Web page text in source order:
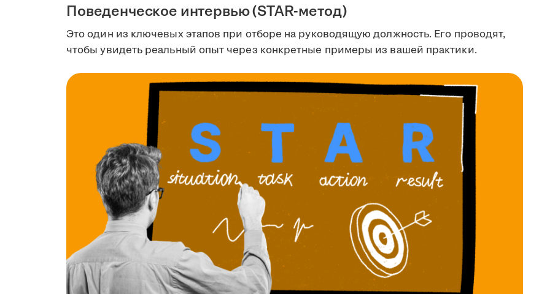
Поведенческое интервью (STAR-метод)
Это один из ключевых этапов при отборе на руководящую должность. Его проводят,
чтобы увидеть реальный опыт через конкретные примеры из вашей практики.